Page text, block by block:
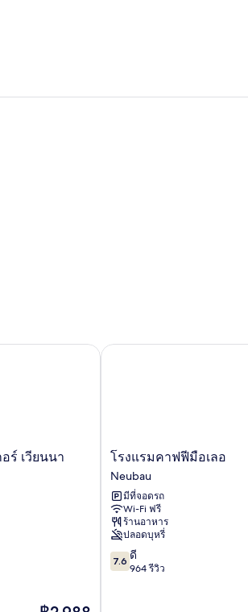
านกันแสง
ร์ เวียนนา
วียนนา
โรง
แรม
คาฟฟี
มือ
เลอ
Neubau
โรงแรมคาฟฟีมือเลอ
Neubau
มีที่จอดรถ
Wi-Fi ฟรี
ร้านอาหาร
ปลอดบุหรี่
7.6
จาก
7.6 ดี
964 รีวิว
โรงแรมคาฟฟีมือเลอ